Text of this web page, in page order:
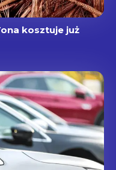
kosztuje już